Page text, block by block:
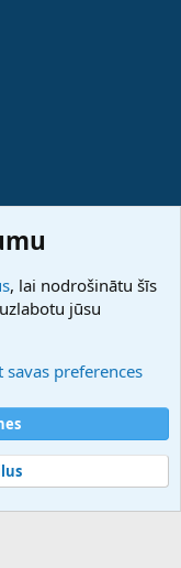
Ltd.
, lai nodrošinātu šīs
jūsu
preferences